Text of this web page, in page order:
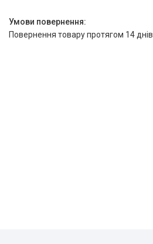
повернення товару протягом 14 днів